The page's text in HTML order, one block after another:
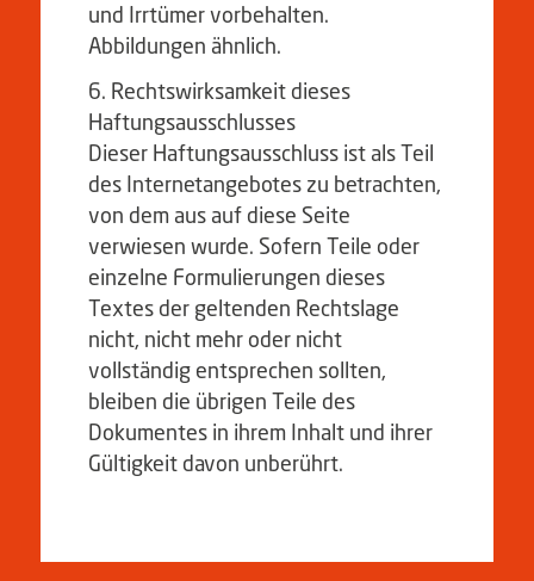
und Irrtümer vorbehalten.
Abbildungen ähnlich.
Rechtswirksamkeit dieses
Haftungsausschlusses
Dieser Haftungsausschluss ist als Teil
des Internetangebotes zu betrachten,
von dem aus auf diese Seite
verwiesen wurde. Sofern Teile oder
einzelne Formulierungen dieses
Textes der geltenden Rechtslage
nicht, nicht mehr oder nicht
vollständig entsprechen sollten,
bleiben die übrigen Teile des
Dokumentes in ihrem Inhalt und ihrer
Gültigkeit davon unberührt.